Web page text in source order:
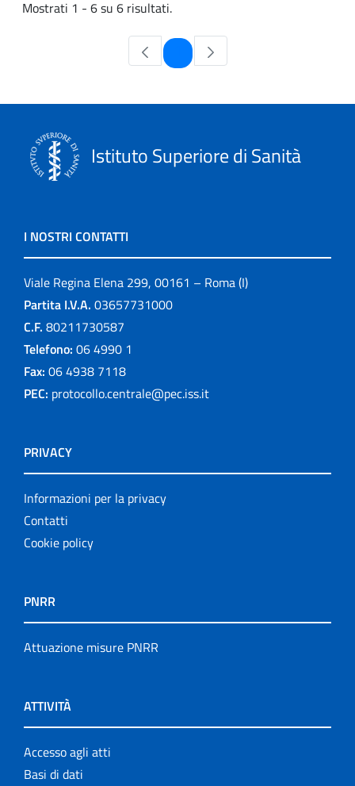
Mostrati 1 - 6 su 6 risultati.
Pagina
Istituto Superiore di Sanità
I NOSTRI CONTATTI
Viale Regina Elena 299, 00161 – Roma (I)
Partita I.V.A. 03657731000
C.F. 80211730587
Telefono: 06 4990 1
Fax: 06 4938 7118
PEC: protocollo.centrale@pec.iss.it
PRIVACY
Informazioni per la privacy
Contatti
Cookie policy
PNRR
Attuazione misure PNRR
ATTIVITÀ
Accesso agli atti
Basi di dati